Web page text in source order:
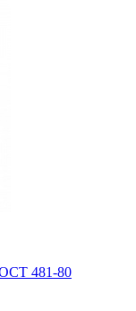
481-80